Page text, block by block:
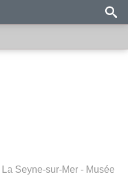
La Seyne-sur-Mer - Musée